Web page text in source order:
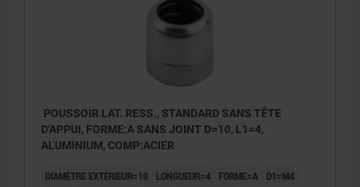
POUSSOIR LAT. RESS., STANDARD SANS TÊTE
D'APPUI, FORME:A SANS JOINT D=10, L1=4,
ALUMINIUM, COMP:ACIER
DIAMÈTRE EXTÉRIEUR=10 LONGUEUR=4 FORME=A
D1=M4